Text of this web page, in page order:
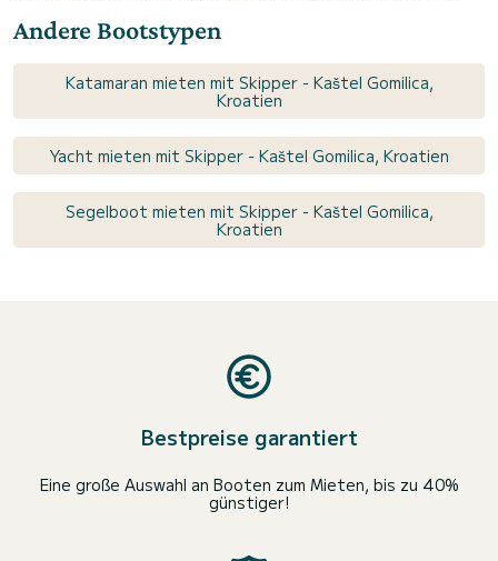
Andere Bootstypen
Katamaran mieten mit Skipper - Kaštel Gomilica,
Kroatien
Yacht mieten mit Skipper - Kaštel Gomilica, Kroatien
Segelboot mieten mit Skipper - Kaštel Gomilica,
Kroatien
Bestpreise garantiert
Eine große Auswahl an Booten zum Mieten, bis zu 40%
günstiger!